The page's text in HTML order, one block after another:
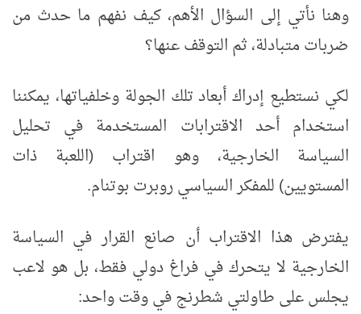
وهنا نأتي إلى السؤال الأهم، كيف نفهم ما حدث من
ضربات متبادلة، ثم التوقف عنها؟
لكي نستطيع إدراك أبعاد تلك الجولة وخلفياتها، يمكننا
استخدام أحد الاقترابات المستخدمة في تحليل
السياسة الخارجية، وهو اقتراب (اللعبة ذات
المستويين) للمفكر السياسي روبرت بوتنام.
يفترضهذا الاقتراب أن صانع القرار في السياسة
الخارجية لا يتحرك في فراغ دولي فقط، بل هو لاعب
يجلس على طاولتي شطرنج في وقت واحد: